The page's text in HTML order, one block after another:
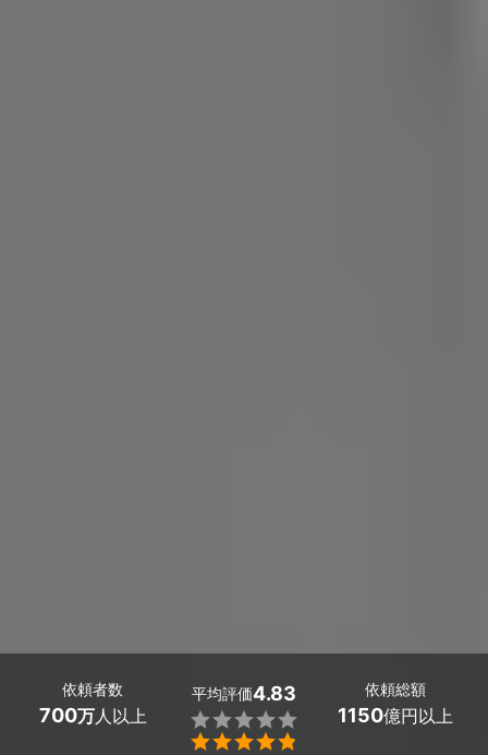
依頼者数
700万人以上
平均評価4.83


依頼総額
1150億円以上